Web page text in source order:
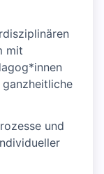
mit
ganzheitliche
und